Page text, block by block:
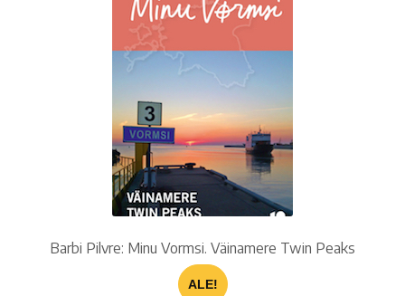
Barbi Pilvre: Minu Vormsi. Väinamere Twin Peaks
ALE!